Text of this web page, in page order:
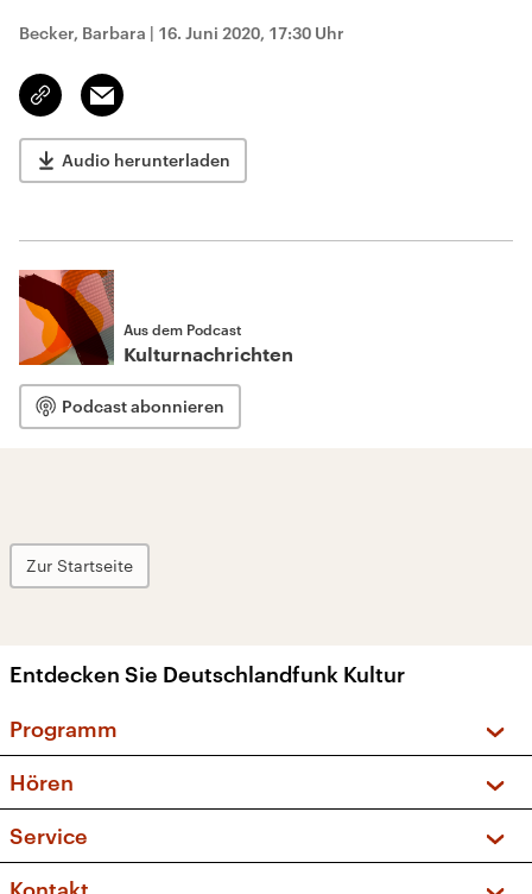
Becker, Barbara | 16. Juni 2020, 17:30 Uhr
Link
kopieren/teilen
Email
Audio herunterladen
Aus dem Podcast
Kulturnachrichten
Podcast abonnieren
Zur Startseite
Entdecken Sie Deutschlandfunk Kultur
Programm
Sendungen und Podcasts
Musikliste
Kakadu – Das Kinderprogramm
Hören
Frequenzen (UKW + DAB+)
Service
FAQ